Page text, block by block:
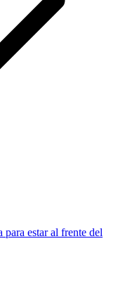
estar al frente del